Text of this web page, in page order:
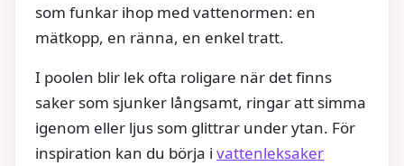
som funkar ihop med vattenormen: en
mätkopp, en ränna, en enkel tratt.
I poolen blir lek ofta roligare när det finns
saker som sjunker långsamt, ringar att simma
igenom eller ljus som glittrar under ytan. För
inspiration kan du börja i vattenleksaker